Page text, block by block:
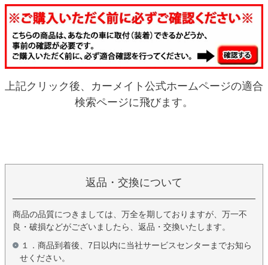
上記クリック後、カーメイト公式ホームページの適合
検索ページに飛びます。
返品・交換について
商品の品質につきましては、万全を期しておりますが、万一不
良・破損などがございましたら、返品・交換いたします。
１．商品到着後、7日以内に当社サービスセンターまでお知ら
せください。